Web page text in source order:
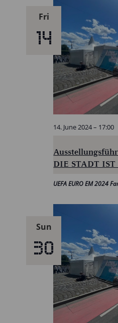
Fri
14
DIE STADT IST
14. June 2024 – 17:00
UEFA EURO EM 2024
Sun
30